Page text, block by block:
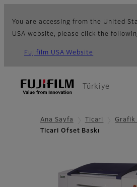
You are accessing from the United
USA website, please click the
Fujifilm USA Website
Türkiye
Ana Sayfa Ticari
Grafik
Ticari Ofset Baskı